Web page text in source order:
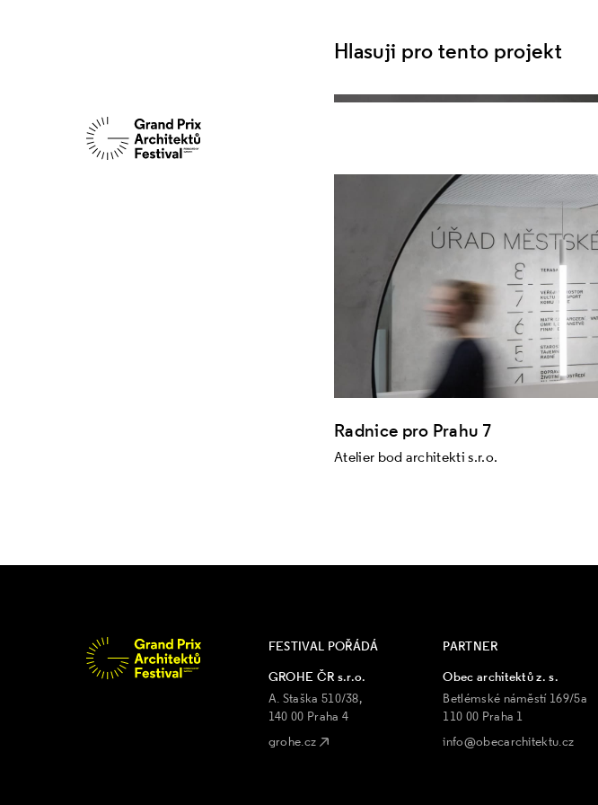
Hlasuji pro tento projekt
Radnice pro Prahu 7
Atelier bod architekti s.r.o.
FESTIVAL POŘÁDÁ
GROHE ČR s.r.o.
A. Staška 510/38,
140 00 Praha 4
grohe.cz
PARTNER
Obec architektů z. s.
Betlémské náměstí 169/5a
110 00 Praha 1
info@obecarchitektu.cz